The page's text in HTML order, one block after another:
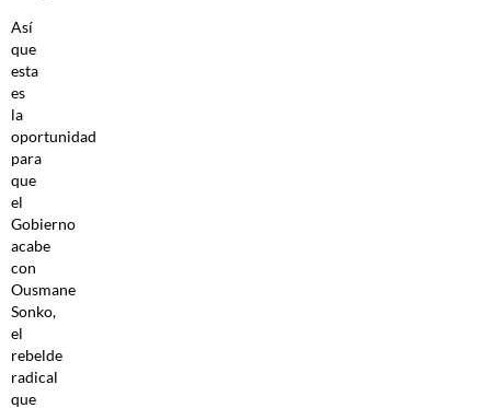
Así
que
esta
es
la
oportunidad
para
que
el
Gobierno
acabe
con
Ousmane
Sonko,
el
rebelde
radical
que